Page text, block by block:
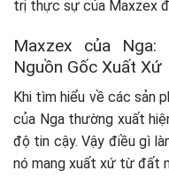
trị thực sự của Maxzex
Maxzex của
Nguồn Gốc Xuất Xứ
Khi tìm hiểu về các sản
của Nga thường xuất
độ tin cậy. Vậy điều gì
nó mang xuất xứ từ đất